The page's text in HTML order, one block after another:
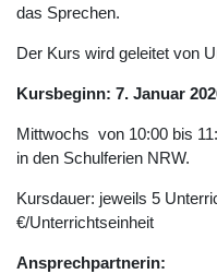
das Sprechen.
Der Kurs wird geleitet von
Kursbeginn: 7. Januar
Mittwochs von 10:00 bis
in den Schulferien NRW.
Kursdauer: jeweils 5
€/Unterrichtseinheit
Ansprechpartnerin: